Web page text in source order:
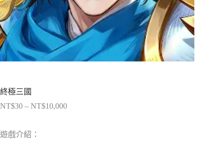
終極三國
NT$30 – NT$10,000價
遊戲介紹：